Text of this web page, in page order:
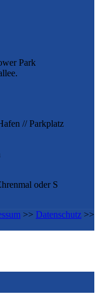
Park
// Parkplatz
oder S
>> Datenschutz >>